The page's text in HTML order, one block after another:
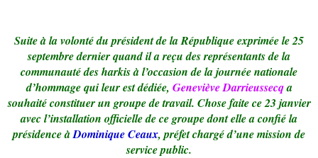
Suite à la volonté du président de la République exprimée le 25
septembre dernier quand il a reçu des représentants de la
communauté des harkis à l’occasion de la journée nationale
d’hommage qui leur est dédiée, Geneviève Darrieussecqa
souhaité constituer un groupe de travail. Chose faite ce 23 janvier
avec l’installation officielle de ce groupe dont elle a confié la
présidence àDominique Ceaux, préfet chargé d’une mission de
service public.